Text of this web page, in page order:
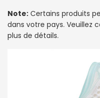
Note: Certains produits
dans votre pays. Veuillez
plus de détails.